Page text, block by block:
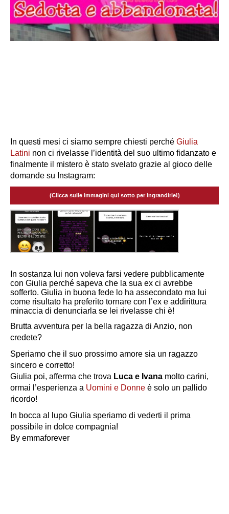
In questi mesi ci siamo sempre chiesti perché Giulia
Latini non ci rivelasse l’identità del suo ultimo fidanzato e
finalmente il mistero è stato svelato grazie al gioco delle
domande su Instagram:
(Clicca sulle immagini qui sotto per ingrandirle!)
In sostanza lui non voleva farsi vedere pubblicamente
con Giulia perché sapeva che la sua ex ci avrebbe
sofferto. Giulia in buona fede lo ha assecondato ma lui
come risultato ha preferito tornare con l’ex e addirittura
minaccia di denunciarla se lei rivelasse chi è!
Brutta avventura per la bella ragazza di Anzio, non
credete?
Speriamo che il suo prossimo amore sia un ragazzo
sincero e corretto!
Giulia poi, afferma che trova Luca e Ivana molto carini,
ormai l’esperienza a Uomini e Donne è solo un pallido
ricordo!
In bocca al lupo Giulia speriamo di vederti il prima
possibile in dolce compagnia!
By emmaforever